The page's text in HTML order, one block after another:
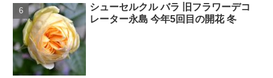
シューセルクル バラ 旧フラワーデコ
レーター永島 今年5回目の開花 冬